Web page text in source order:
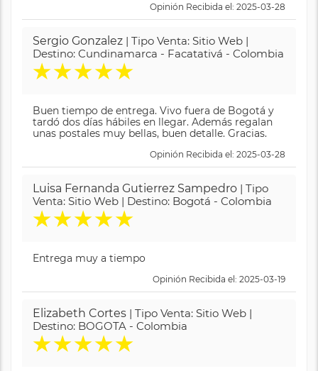
Opinión Recibida el: 2025-03-28
Sergio Gonzalez | Tipo Venta: Sitio Web |
Destino: Cundinamarca - Facatativá - Colombia
★★★★★
Buen tiempo de entrega. Vivo fuera de Bogotá y
tardó dos días hábiles en llegar. Además regalan
unas postales muy bellas, buen detalle. Gracias.
Opinión Recibida el: 2025-03-28
Luisa Fernanda Gutierrez Sampedro | Tipo
Venta: Sitio Web | Destino: Bogotá - Colombia
★★★★★
Entrega muy a tiempo
Opinión Recibida el: 2025-03-19
Elizabeth Cortes | Tipo Venta: Sitio Web |
Destino: BOGOTA - Colombia
★★★★★